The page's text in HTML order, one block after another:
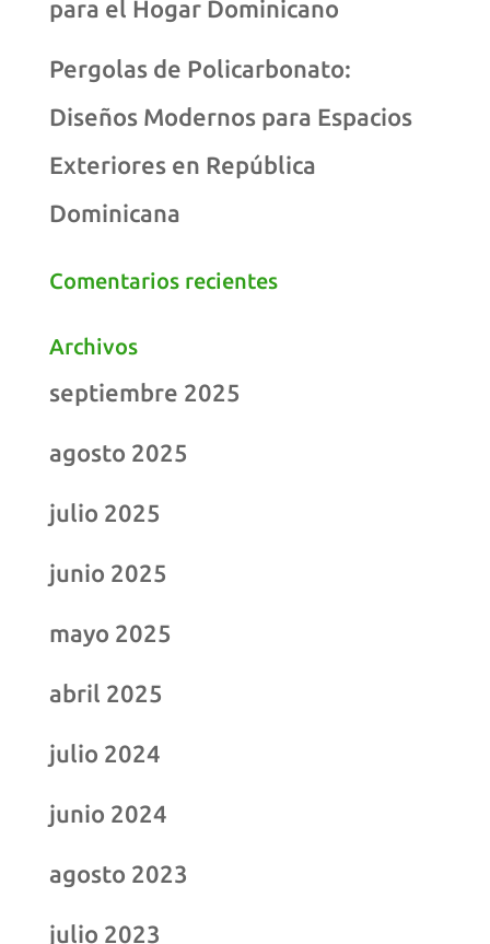
para el Hogar Dominicano
Pergolas de Policarbonato:
Diseños Modernos para Espacios
Exteriores en República
Dominicana
Comentarios recientes
Archivos
septiembre 2025
agosto 2025
julio 2025
junio 2025
mayo 2025
abril 2025
julio 2024
junio 2024
agosto 2023
julio 2023